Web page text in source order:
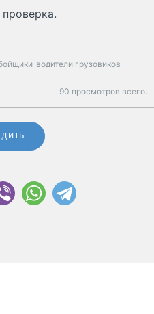
водители грузовиков
90 просмотров всего.